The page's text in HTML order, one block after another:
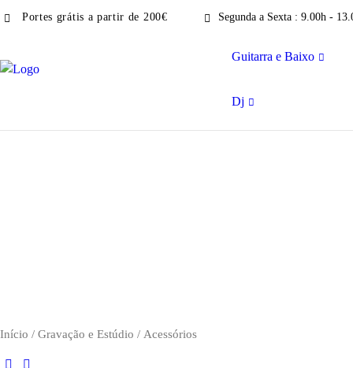
Portes grátis a partir de 200€ Segunda a Sexta : 9.00h -
Guitarra e Baixo
Dj
Início / Gravação e Estúdio / Acessórios